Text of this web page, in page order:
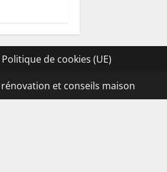
Politique de cookies (UE)
et conseils maison